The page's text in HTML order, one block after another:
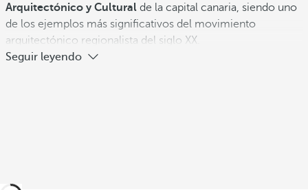
Arquitectónico y Cultural de la capital canaria, siendo uno
de los ejemplos más significativos del movimiento
arquitectónico regionalista del siglo XX.
Seguir leyendo